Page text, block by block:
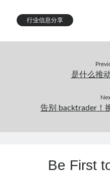
行业信息分享
是什么推
告别 backtrader！
Be First